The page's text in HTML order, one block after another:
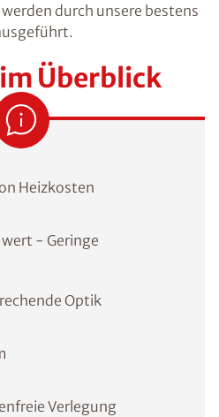
durch unsere bestens
Überblick
Heizkosten
- Geringe
Optik
Verlegung